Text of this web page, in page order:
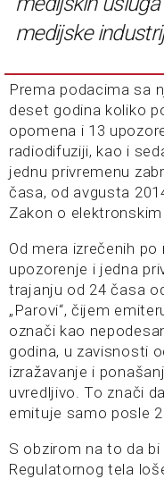
medijske
Prema podacima sa
deset godina koliko
opomena i 13
radiodifuziji, kao i
jednu privremenu
časa, od avgusta
Zakon o
Od mera izrečenih
upozorenje i jedna
trajanju od 24 časa
„Parovi“, čijem
označi kao
godina, u zavisnosti
izražavanje i
uvredljivo. To znači
emituje samo posle
S obzirom na to da
Regulatornog tela